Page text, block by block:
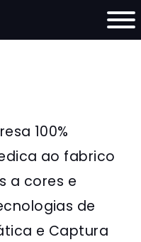
100%
ao fabrico
a cores e
de
e Captura